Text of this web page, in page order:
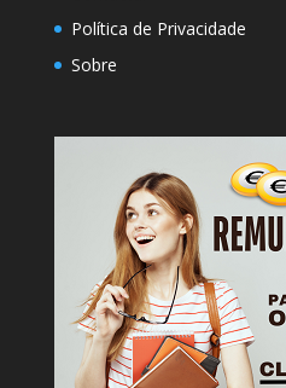
Política de Privacidade
Sobre